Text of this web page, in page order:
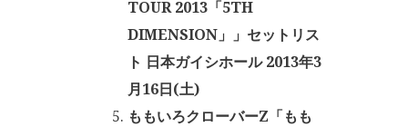
TOUR 2013「5TH
DIMENSION」」セットリス
ト 日本ガイシホール 2013年3
月16日(土)
ももいろクローバーZ「もも